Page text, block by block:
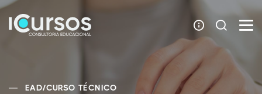
EAD/CURSO TÉCNICO